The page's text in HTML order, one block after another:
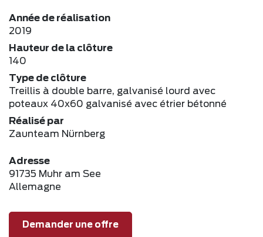
Année de réalisation
2019
Hauteur de la clôture
140
Type de clôture
Treillis à double barre, galvanisé lourd avec
poteaux 40x60 galvanisé avec étrier bétonné
Réalisé par
Zaunteam Nürnberg
Adresse
91735 Muhr am See
Allemagne
Demander une offre